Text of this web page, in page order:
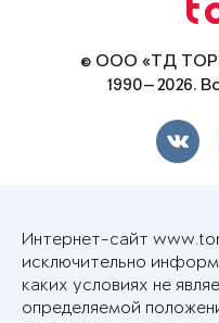
© ООО «ТД
1990—2026.
Интернет-сайт
исключительно
каких условиях не
определяемой